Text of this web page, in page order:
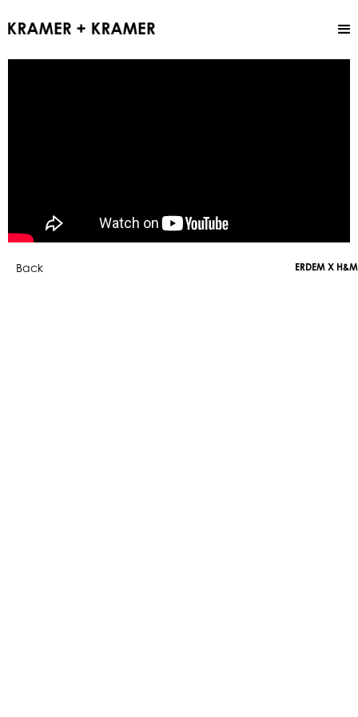
Back ERDEM X H&M